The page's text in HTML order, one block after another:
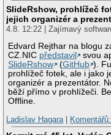
SlideRshow, prohlížeč
jejich organizér a
4.8. 12:22 | Zajímavý
Edvard Rejthar na blogu
CZ.NIC představil
svou
SlideRshow
(GitHub ).
prohlížeč fotek, ale i jako
organizér a prezentátor.
běží přímo v prohlížeči.
Offline.
Ladislav Hagara|